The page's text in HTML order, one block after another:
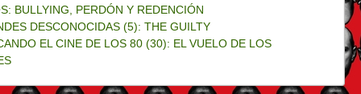
BULLYING, PERDÓN Y REDENCIÓN
DESCONOCIDAS (5): THE GUILTY
EL CINE DE LOS 80 (30): EL VUELO DE LOS